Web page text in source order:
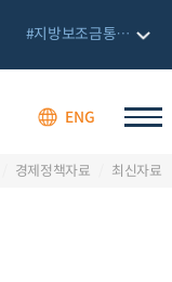
ENG
#지방보조금통합관리망
경제정책자료 최신자료